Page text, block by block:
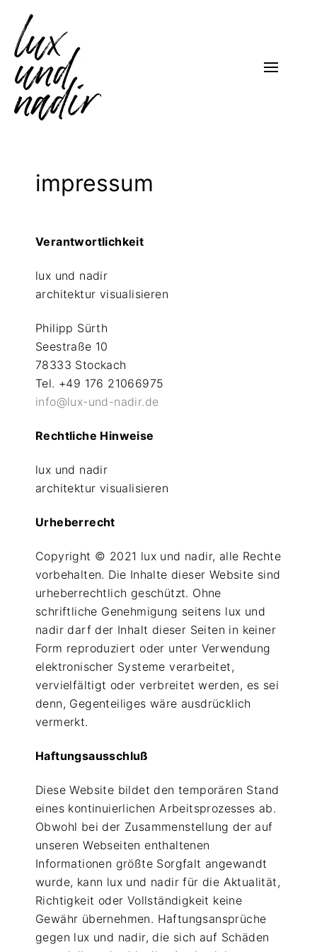
content
impressum
Verantwortlichkeit
lux und nadir
architektur visualisieren
Philipp Sürth
Seestraße 10
78333 Stockach
Tel. +49 176 21066975
info@lux-und-nadir.de
Rechtliche Hinweise
lux und nadir
architektur visualisieren
Urheberrecht
Copyright © 2021 lux und nadir, alle Rechte
vorbehalten. Die Inhalte dieser Website sind
urheberrechtlich geschützt. Ohne
schriftliche Genehmigung seitens lux und
nadir darf der Inhalt dieser Seiten in keiner
Form reproduziert oder unter Verwendung
elektronischer Systeme verarbeitet,
vervielfältigt oder verbreitet werden, es sei
denn, Gegenteiliges wäre ausdrücklich
vermerkt.
Haftungsausschluß
Diese Website bildet den temporären Stand
eines kontinuierlichen Arbeitsprozesses ab.
Obwohl bei der Zusammenstellung der auf
unseren Webseiten enthaltenen
Informationen größte Sorgfalt angewandt
wurde, kann lux und nadir für die Aktualität,
Richtigkeit oder Vollständigkeit keine
Gewähr übernehmen. Haftungsansprüche
gegen lux und nadir, die sich auf Schäden